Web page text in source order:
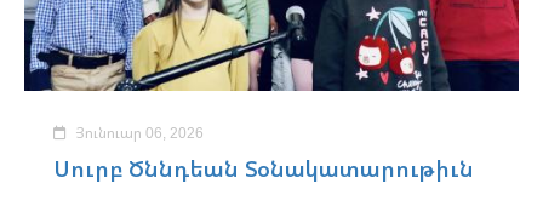
Յունուար 06, 2026
Սուրբ Ծննդեան Տօնակատարութիւն